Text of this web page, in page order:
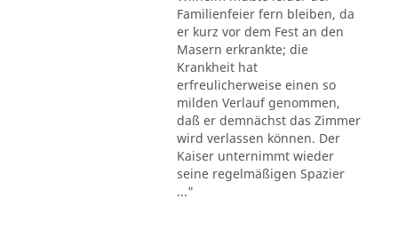
Familienfeier fern bleiben, da
er kurz vor dem Fest an den
Masern erkrankte; die
Krankheit hat
erfreulicherweise einen so
milden Verlauf genommen,
daß er demnächst das Zimmer
wird verlassen können. Der
Kaiser unternimmt wieder
seine regelmäßigen Spazier
..."